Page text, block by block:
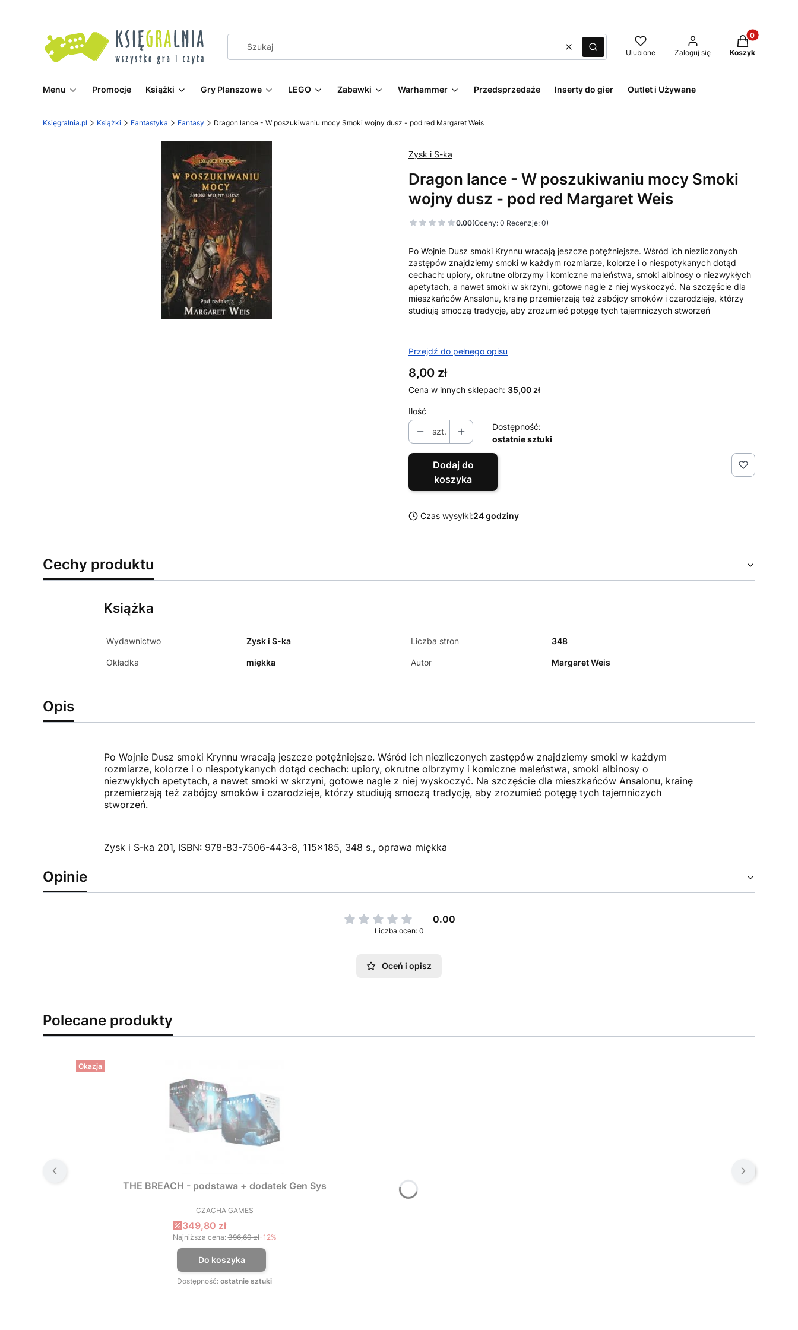
WyczyśćSzukaj Ulubione Zaloguj się
Produkty w
Koszyk
Menu Promocje Książki Gry Planszowe LEGO Zabawki Warhammer Przedsprzedaże Inserty do gier Outlet i Używane
Księgralnia.pl Książki Fantastyka Fantasy Dragon lance - W poszukiwaniu mocy Smoki wojny dusz - pod red Margaret Weis
Zysk i S-ka
Dragon lance - W poszukiwaniu mocy Smoki
wojny dusz - pod red Margaret Weis
0.00(Oceny: 0 Recenzje: 0)
Po Wojnie Dusz smoki Krynnu wracają jeszcze potężniejsze. Wśród ich niezliczonych
zastępów znajdziemy smoki w każdym rozmiarze, kolorze i o niespotykanych dotąd
cechach: upiory, okrutne olbrzymy i komiczne maleństwa, smoki albinosy o niezwykłych
apetytach, a nawet smoki w skrzyni, gotowe nagle z niej wyskoczyć. Na szczęście dla
mieszkańców Ansalonu, krainę przemierzają też zabójcy smoków i czarodzieje, którzy
studiują smoczą tradycję, aby zrozumieć potęgę tych tajemniczych stworzeń
Przejdź do pełnego opisu
Cena
8,00 zł
Cena w innych sklepach: 35,00 zł
Ilość
szt.
Dostępność:
ostatnie sztuki
Dodaj do
koszyka
Czas wysyłki:24 godziny
Cechy produktu
Książka
Wydawnictwo Zysk i S-ka Liczba stron 348
Okładka miękka Autor Margaret Weis
Opis
Po Wojnie Dusz smoki Krynnu wracają jeszcze potężniejsze. Wśród ich niezliczonych zastępów znajdziemy smoki w każdym
rozmiarze, kolorze i o niespotykanych dotąd cechach: upiory, okrutne olbrzymy i komiczne maleństwa, smoki albinosy o
niezwykłych apetytach, a nawet smoki w skrzyni, gotowe nagle z niej wyskoczyć. Na szczęście dla mieszkańców Ansalonu, krainę
przemierzają też zabójcy smoków i czarodzieje, którzy studiują smoczą tradycję, aby zrozumieć potęgę tych tajemniczych
stworzeń.
Zysk i S-ka 201, ISBN: 978-83-7506-443-8, 115x185, 348 s., oprawa miękka
Opinie
0.00
Liczba ocen: 0
Oceń i opisz
Polecane produkty
Okazja
THE BREACH - podstawa + dodatek Gen Sys
PRODUCENT
CZACHA GAMES
Cena promocyjna
349,80 zł
Najniższa cena: 396,60 zł-12%
Do koszyka
Dostępność: ostatnie sztuki